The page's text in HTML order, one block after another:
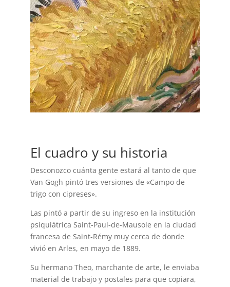
El cuadro y su historia
Desconozco cuánta gente estará al tanto de que
Van Gogh pintó tres versiones de «Campo de
trigo con cipreses».
Las pintó a partir de su ingreso en la institución
psiquiátrica Saint-Paul-de-Mausole en la ciudad
francesa de Saint-Rémy muy cerca de donde
vivió en Arles, en mayo de 1889.
Su hermano Theo, marchante de arte, le enviaba
material de trabajo y postales para que copiara,